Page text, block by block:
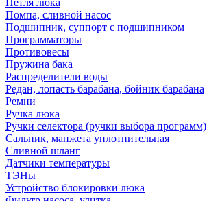
Петля люка
Помпа, сливной насос
Подшипник, суппорт с подшипником
Программаторы
Противовесы
Пружина бака
Распределители воды
Редан, лопасть барабана, бойник барабана
Ремни
Ручка люка
Ручки селектора (ручки выбора программ)
Сальник, манжета уплотнительная
Сливной шланг
Датчики температуры
ТЭНы
Устройство блокировки люка